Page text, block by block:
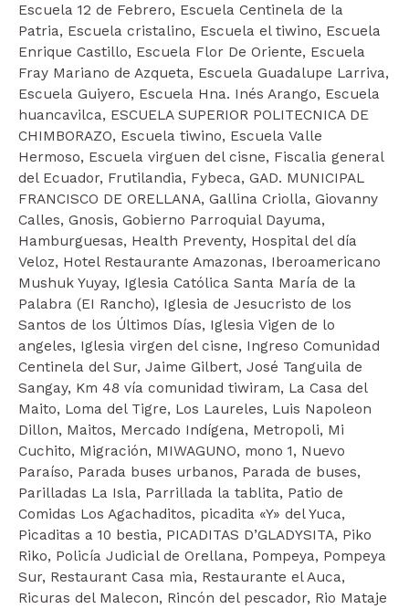
Escuela 12 de Febrero, Escuela Centinela de la
Patria, Escuela cristalino, Escuela el tiwino, Escuela
Enrique Castillo, Escuela Flor De Oriente, Escuela
Fray Mariano de Azqueta, Escuela Guadalupe Larriva,
Escuela Guiyero, Escuela Hna. Inés Arango, Escuela
huancavilca, ESCUELA SUPERIOR POLITECNICA DE
CHIMBORAZO, Escuela tiwino, Escuela Valle
Hermoso, Escuela virguen del cisne, Fiscalia general
del Ecuador, Frutilandia, Fybeca, GAD. MUNICIPAL
FRANCISCO DE ORELLANA, Gallina Criolla, Giovanny
Calles, Gnosis, Gobierno Parroquial Dayuma,
Hamburguesas, Health Preventy, Hospital del día
Veloz, Hotel Restaurante Amazonas, Iberoamericano
Mushuk Yuyay, Iglesia Católica Santa María de la
Palabra (EI Rancho), Iglesia de Jesucristo de los
Santos de los Últimos Días, Iglesia Vigen de lo
angeles, Iglesia virgen del cisne, Ingreso Comunidad
Centinela del Sur, Jaime Gilbert, José Tanguila de
Sangay, Km 48 vía comunidad tiwiram, La Casa del
Maito, Loma del Tigre, Los Laureles, Luis Napoleon
Dillon, Maitos, Mercado Indígena, Metropoli, Mi
Cuchito, Migración, MIWAGUNO, mono 1, Nuevo
Paraíso, Parada buses urbanos, Parada de buses,
Parilladas La Isla, Parrillada la tablita, Patio de
Comidas Los Agachaditos, picadita «Y» del Yuca,
Picaditas a 10 bestia, PICADITAS D’GLADYSITA, Piko
Riko, Policía Judicial de Orellana, Pompeya, Pompeya
Sur, Restaurant Casa mia, Restaurante el Auca,
Ricuras del Malecon, Rincón del pescador, Rio Mataje